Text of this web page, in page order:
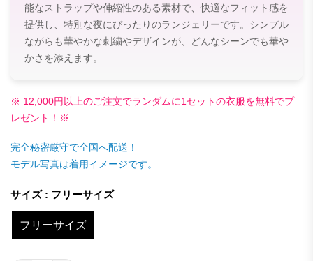
能なストラップや伸縮性のある素材で、快適なフィット感を
提供し、特別な夜にぴったりのランジェリーです。シンプル
ながらも華やかな刺繍やデザインが、どんなシーンでも華や
かさを添えます。
※ 12,000円以上のご注文でランダムに1セットの衣服を無料でプ
レゼント！※
完全秘密厳守で全国へ配送！
モデル写真は着用イメージです。
サイズ : フリーサイズ
フリーサイズ